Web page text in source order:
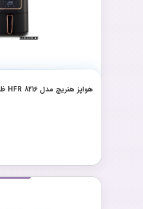
هواپز هنریچ مدل HFR 8216 ظرفیت 5 لیتر